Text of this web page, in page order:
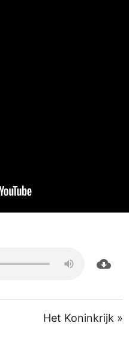
Het Koninkrijk »